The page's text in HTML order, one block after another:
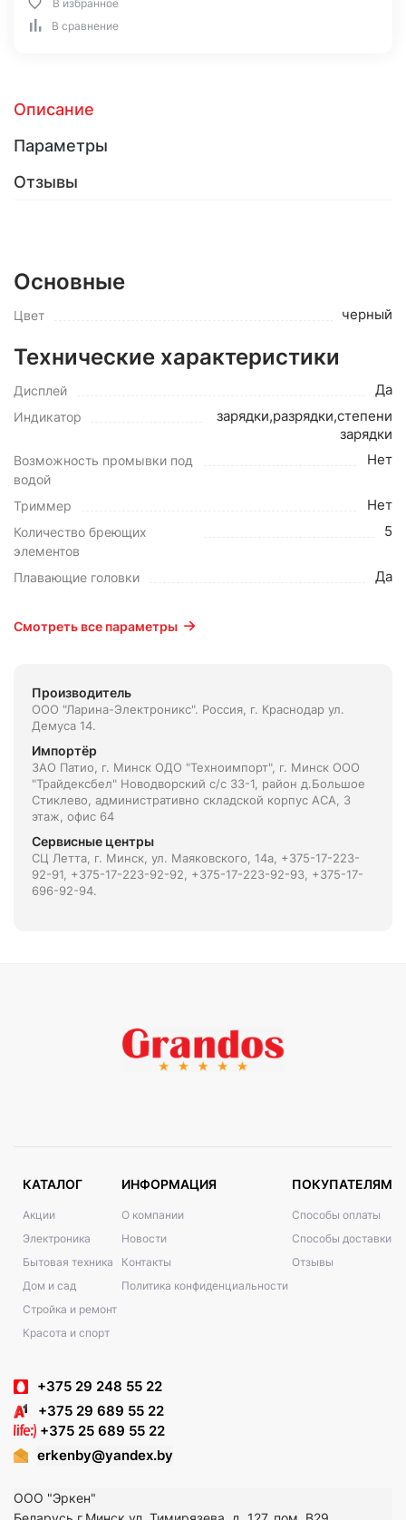
В избранное
В сравнение
Описание
Параметры
Отзывы
Основные
Цвет черный
Технические характеристики
Дисплей Да
Индикатор
зарядки,разрядки,степени
зарядки
Возможность промывки под
водой
Нет
Триммер Нет
Количество бреющих
элементов
5
Плавающие головки Да
Смотреть все параметры
Производитель
ООО "Ларина-Электроникс". Россия, г. Краснодар ул.
Демуса 14.
Импортёр
ЗАО Патио, г. Минск ОДО "Техноимпорт", г. Минск ООО
"Трайдексбел" Новодворский с/с 33-1, район д.Большое
Стиклево, административно складской корпус АСА, 3
этаж, офис 64
Сервисные центры
СЦ Летта, г. Минск, ул. Маяковского, 14а, +375-17-223-
92-91, +375-17-223-92-92, +375-17-223-92-93, +375-17-
696-92-94.
КАТАЛОГ
Акции
Электроника
Бытовая техника
Дом и сад
Стройка и ремонт
Красота и спорт
ИНФОРМАЦИЯ
О компании
Новости
Контакты
Политика конфиденциальности
ПОКУПАТЕЛЯМ
Способы оплаты
Способы доставки
Отзывы
+375 29 248 55 22
+375 29 689 55 22
+375 25 689 55 22
erkenby@yandex.by
ООО "Эркен"